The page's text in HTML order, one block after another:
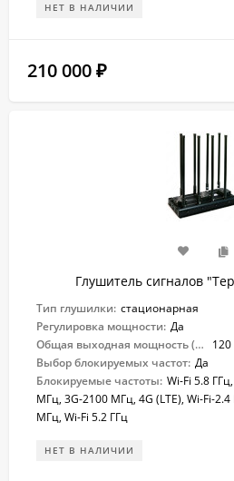
НЕТ В НАЛИЧИИ
210 000 ₽
Глушитель сигналов
Тип глушилки: стационарная
Регулировка мощности: Да
Общая выходная мощность (Вт):
120
Выбор блокируемых частот: Да
Блокируемые частоты: Wi-Fi 5.8
МГц, 3G-2100 МГц, 4G (LTE), Wi-Fi-2.4
МГц, Wi-Fi 5.2 ГГц
НЕТ В НАЛИЧИИ